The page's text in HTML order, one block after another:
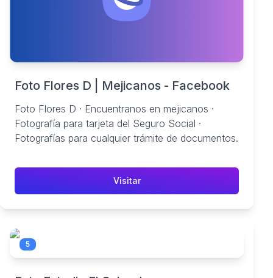
Foto Flores D | Mejicanos - Facebook
Foto Flores D · Encuentranos en mejicanos ·
Fotografía para tarjeta del Seguro Social ·
Fotografías para cualquier trámite de documentos.
Visitar
5